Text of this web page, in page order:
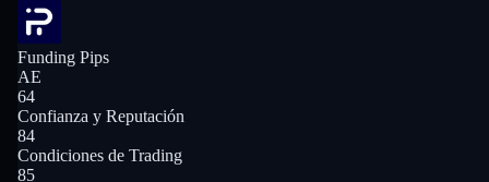
Funding Pips
AE
64
Confianza y Reputación
84
Condiciones de Trading
85